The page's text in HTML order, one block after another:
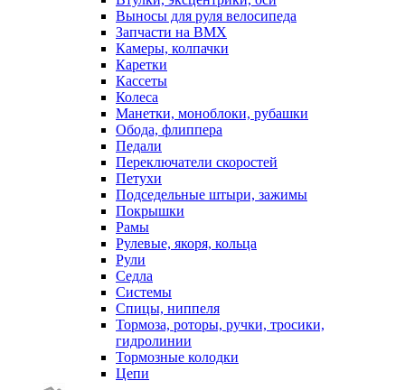
Выносы для руля велосипеда
Запчасти на BMX
Камеры, колпачки
Каретки
Кассеты
Колеса
Манетки, моноблоки, рубашки
Обода, флиппера
Педали
Переключатели скоростей
Петухи
Подседельные штыри, зажимы
Покрышки
Рамы
Рулевые, якоря, кольца
Рули
Седла
Системы
Спицы, ниппеля
Тормоза, роторы, ручки, тросики,
гидролинии
Тормозные колодки
Цепи